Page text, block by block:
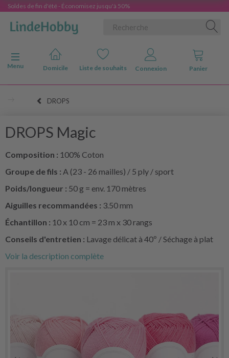
Soldes de fin d'été - Économisez jusqu'à 50%
Basculer la navigation
Menu
Domicile Liste de souhaits Connexion Panier
DROPS
DROPS Magic
Composition : 100% Coton
Groupe de fils : A (23 - 26 mailles) / 5 ply / sport
Poids/longueur : 50 g = env. 170 mètres
Aiguilles recommandées : 3.50 mm
Échantillon : 10 x 10 cm = 23 m x 30 rangs
Conseils d'entretien : Lavage délicat à 40º / Séchage à plat
Voir la description complète